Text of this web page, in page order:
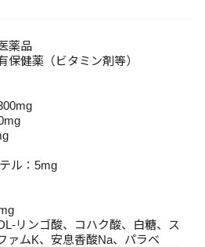
薬品
保健薬（ビタミン剤等）
ル：5mg
リンゴ酸、コハク酸、白糖、ス
ァムK、安息香酸Na、パラベ